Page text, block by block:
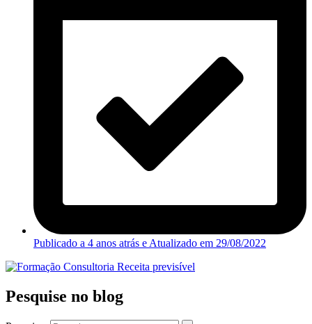
Publicado a 4 anos atrás e Atualizado em 29/08/2022
Pesquise no blog